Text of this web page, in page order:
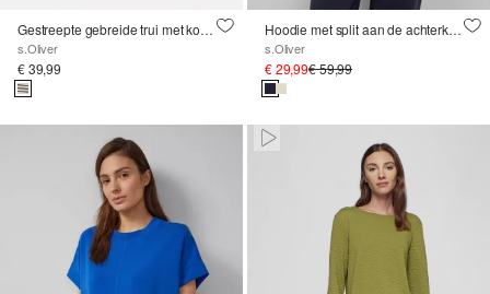
Gestreepte gebreide trui met korte mouwen en een slanke pasvorm
s.Oliver
€ 39,99
Hoodie met split aan de achterkant
s.Oliver
€ 29,99€ 59,99
Paused • Muted